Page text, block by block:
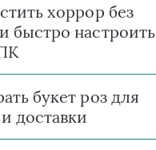
хоррор без
быстро настроить
букет роз для
доставки